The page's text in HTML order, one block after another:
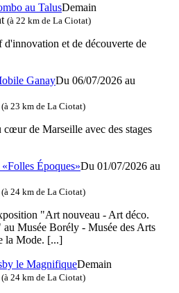
au TalusDemain
(à 22 km de La Ciotat)
d'innovation et de découverte de
GanayDu 06/07/2026 au
(à 23 km de La Ciotat)
de Marseille avec des stages
Époques»Du 01/07/2026 au
(à 24 km de La Ciotat)
"Art nouveau - Art déco.
Musée Borély - Musée des Arts
la Mode. [...]
le MagnifiqueDemain
(à 24 km de La Ciotat)